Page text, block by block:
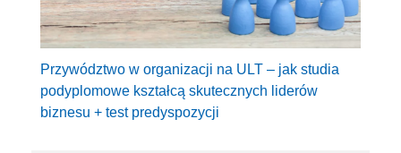
Przywództwo w organizacji na ULT – jak studia
podyplomowe kształcą skutecznych liderów
biznesu + test predyspozycji